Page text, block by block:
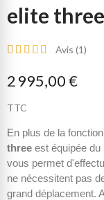
elite three
Avis (1)
2 995,00 €
TTC
En plus de la
three est équipée du
vous permet
ne nécessitent pas
grand déplacement.